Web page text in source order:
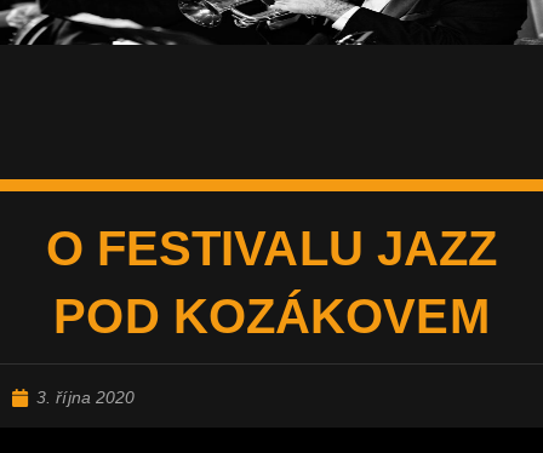
O FESTIVALU JAZZ
POD KOZÁKOVEM
3. října 2020